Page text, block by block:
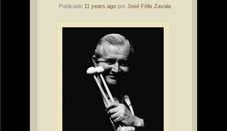
Publicado 11 years ago por José Félix Zavala